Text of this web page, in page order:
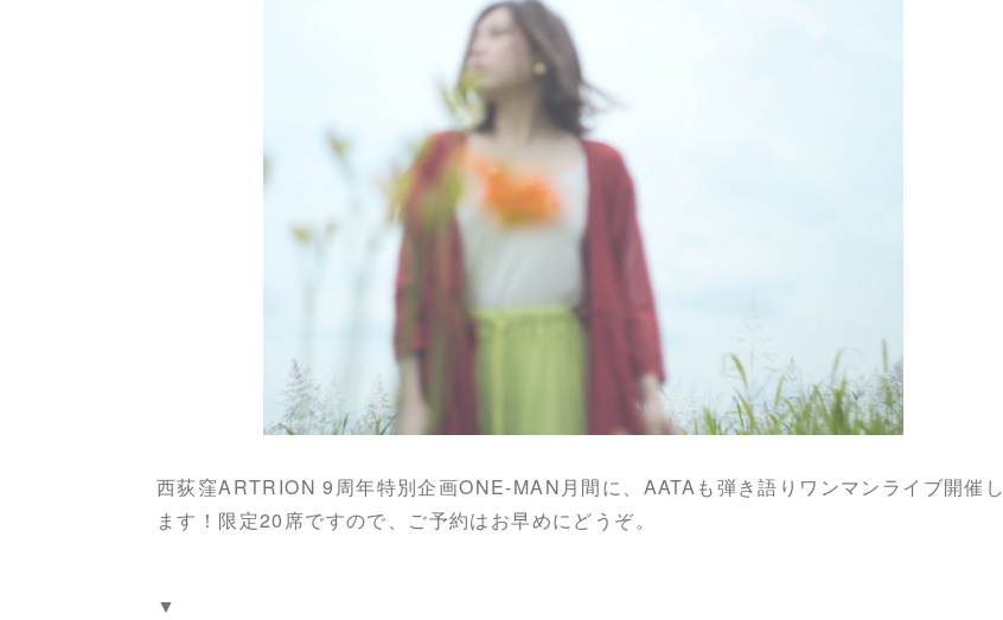
西荻窪ARTRION 9周年特別企画ONE-MAN月間に、AATAも弾き語りワンマンライブ開催し
ます！限定20席ですので、ご予約はお早めにどうぞ。
▼